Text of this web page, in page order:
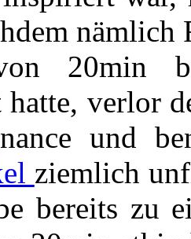
20min
hatte, verlor
und
ziemlich
bereits zu